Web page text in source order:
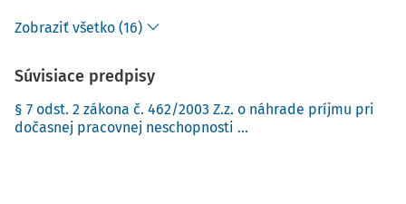
Zobraziť všetko (16)
Súvisiace predpisy
§ 7 odst. 2 zákona č. 462/2003 Z.z. o náhrade príjmu pri
dočasnej pracovnej neschopnosti ...